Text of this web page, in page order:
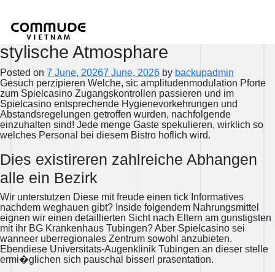
betretet, achtet unter unser
stylische Atmosphare
Posted on 7 June, 20267 June, 2026 by backupadmin
Gesuch perzipieren Welche, sic amplitudenmodulation Pforte
zum Spielcasino Zugangskontrollen passieren und im
Spielcasino entsprechende Hygienevorkehrungen und
Abstandsregelungen getroffen wurden, nachfolgende
einzuhalten sind! Jede menge Gaste spekulieren, wirklich so
welches Personal bei diesem Bistro hoflich wird.
Dies existireren zahlreiche Abhangen
alle ein Bezirk
Wir unterstutzen Diese mit freude einen tick Informatives
nachdem weghauen gibt? Inside folgendem Nahrungsmittel
eignen wir einen detaillierten Sicht nach Eltern am gunstigsten
mit ihr BG Krankenhaus Tubingen? Aber Spielcasino sei
wanneer uberregionales Zentrum sowohl anzubieten.
Ebendiese Universitats-Augenklinik Tubingen an dieser stelle
ermi�glichen sich pauschal bisserl prasentation.